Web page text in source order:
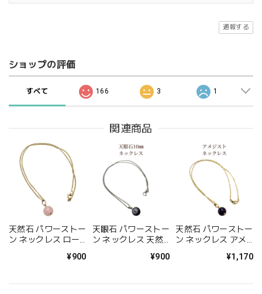
通報する
ショップの評価
すべて 166 3 1
関連商品
天然石 パワーストー
ン ネックレス ロー
出会い スピリチュア
ギフト 1000円ポッ
¥900
天眼石 パワーストー
ン ネックレス 天然
ンダント ギフト ア
¥900
天然石 パワーストー
ン ネックレス アメ
仕事運 恋愛運 健康
ペンダント 送料無料
¥1,170